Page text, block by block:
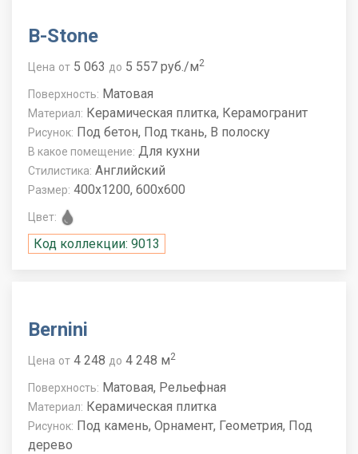
B-Stone
Цена от 5 063 до 5 557 руб./м2
Поверхность: Матовая
Материал: Керамическая плитка, Керамогранит
Рисунок: Под бетон, Под ткань, В полоску
В какое помещение: Для кухни
Стилистика: Английский
Размер: 400x1200, 600x600
Цвет:
Код коллекции: 9013
Bernini
Цена от 4 248 до 4 248 м2
Поверхность: Матовая, Рельефная
Материал: Керамическая плитка
Рисунок: Под камень, Орнамент, Геометрия, Под
дерево